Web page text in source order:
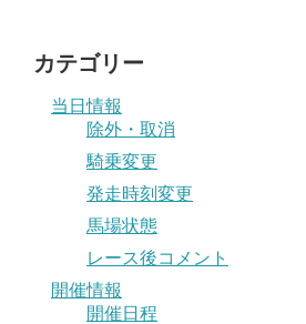
カテゴリー
当日情報
除外・取消
騎乗変更
発走時刻変更
馬場状態
レース後コメント
開催情報
開催日程